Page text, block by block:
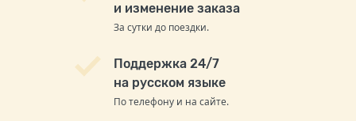
и изменение заказа
За сутки до поездки.
Поддержка 24/7
на русском языке
По телефону и на сайте.